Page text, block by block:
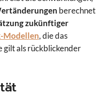
berechnet
zukünftiger
Modellen, die das
gilt als rückblickender